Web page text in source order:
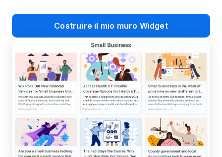
Costruire il mio muro Widget